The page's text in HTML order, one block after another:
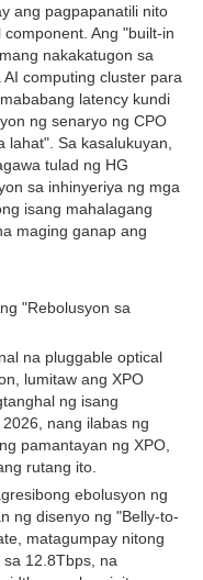
ang pagpapanatili nito
Ang "built-in
nakakatugon sa
computing cluster para
latency kundi
ng senaryo ng CPO
Sa kasalukuyan,
tulad ng HG
sa inhinyeriya ng mga
isang mahalagang
maging ganap ang
"Rebolusyon sa
na pluggable optical
lumitaw ang XPO
ng isang
nang ilabas ng
pamantayan ng XPO,
rutang ito.
ebolusyon ng
ng disenyo ng "Belly-to-
matagumpay nitong
12.8Tbps, na